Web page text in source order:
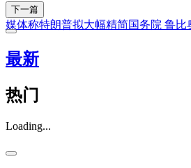
下一篇
媒体称特朗普拟大幅精简国务院 鲁比
最新
热门
Loading...